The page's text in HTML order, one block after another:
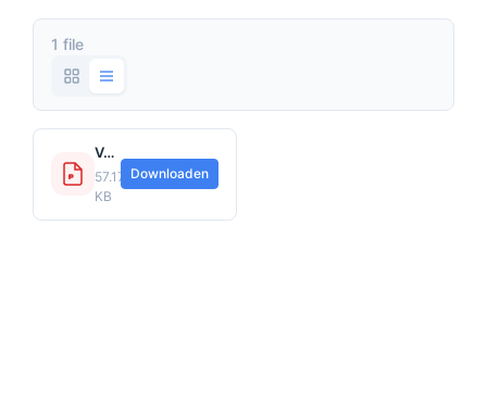
1 file
Verzekeringskaart Oldtimerverzekering Motor WA+Casco Allrisk.pdf
57.17
KB
Downloaden